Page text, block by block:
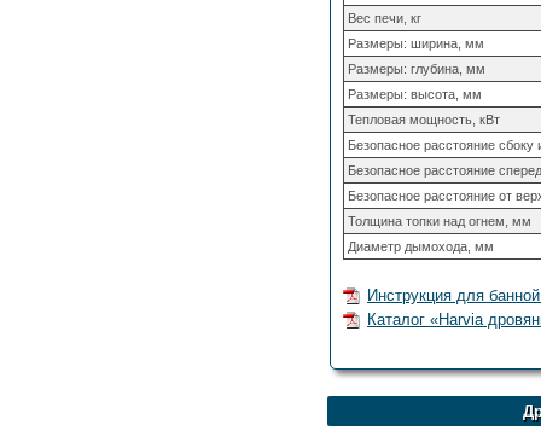
Вес печи, кг
Размеры: ширина, мм
Размеры: глубина, мм
Размеры: высота, мм
Тепловая мощность, кВт
Безопасное расстояние сбоку
Безопасное расстояние
Безопасное расстояние от
Толщина топки над огнем, мм
Диаметр дымохода, мм
Инструкция для
Каталог «Harvia